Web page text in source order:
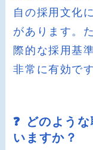
自の採用文化
があります。
際的な採用基
非常に有効です
❓ どのよう
いますか？